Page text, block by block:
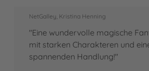
NetGalley, Kristina Henning
"Eine wundervolle magische
mit starken Charakteren und
spannenden Handlung!"